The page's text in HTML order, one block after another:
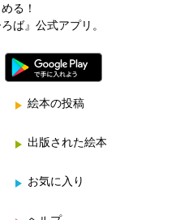
る！
ろば』公式アプリ。
絵本の投稿
出版された絵本
お気に入り